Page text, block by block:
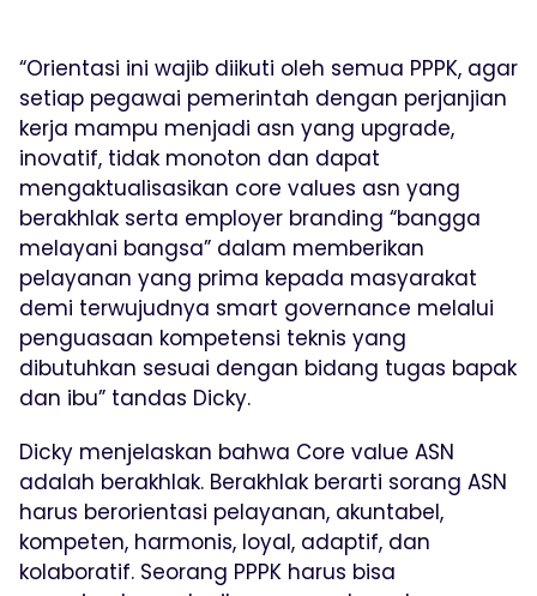
“Orientasi ini wajib diikuti oleh semua PPPK, agar
setiap pegawai pemerintah dengan perjanjian
kerja mampu menjadi asn yang upgrade,
inovatif, tidak monoton dan dapat
mengaktualisasikan core values asn yang
berakhlak serta employer branding “bangga
melayani bangsa” dalam memberikan
pelayanan yang prima kepada masyarakat
demi terwujudnya smart governance melalui
penguasaan kompetensi teknis yang
dibutuhkan sesuai dengan bidang tugas bapak
dan ibu” tandas Dicky.
Dicky menjelaskan bahwa Core value ASN
adalah berakhlak. Berakhlak berarti sorang ASN
harus berorientasi pelayanan, akuntabel,
kompeten, harmonis, loyal, adaptif, dan
kolaboratif. Seorang PPPK harus bisa